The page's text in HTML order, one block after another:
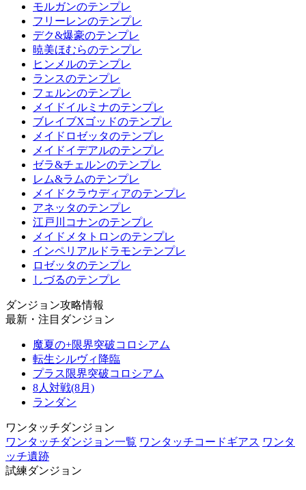
モルガンのテンプレ
フリーレンのテンプレ
デク&爆豪のテンプレ
暁美ほむらのテンプレ
ヒンメルのテンプレ
ランスのテンプレ
フェルンのテンプレ
メイドイルミナのテンプレ
ブレイブXゴッドのテンプレ
メイドロゼッタのテンプレ
メイドイデアルのテンプレ
ゼラ&チェルンのテンプレ
レム&ラムのテンプレ
メイドクラウディアのテンプレ
アネッタのテンプレ
江戸川コナンのテンプレ
メイドメタトロンのテンプレ
インペリアルドラモンテンプレ
ロゼッタのテンプレ
しづるのテンプレ
ダンジョン攻略情報
最新・注目ダンジョン
魔夏の+限界突破コロシアム
転生シルヴィ降臨
プラス限界突破コロシアム
8人対戦(8月)
ランダン
ワンタッチダンジョン
ワンタッチダンジョン一覧 ワンタッチコードギアス ワンタ
ッチ遺跡
試練ダンジョン